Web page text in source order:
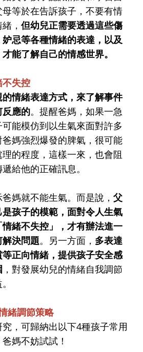
等於在告訴孩子，不要有情
， 但幼兒正需要透過這些傷
忌等各種情緒的表達，以及
能了解自己的情感世界。
失控
情緒表達方式，來了解事件
反應的。提醒爸媽，如果一急
能模仿到以生氣來面對許多
媽強烈爆發的脾氣，很可能
的程度，這樣一來，也會阻
給他的正確訊息。
媽就不能生氣。而是說， 父
孩子的模範，面對令人生氣
緒不失控」，才有辦法進一
決問題。另一方面， 多表達
正向情緒，提供孩子安全感
，對發展幼兒的情緒自我調節
緒調節策略
，可歸納出以下4種孩子常用
媽不妨試試！